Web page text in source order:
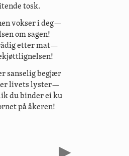
tosk.
vokser i deg—
om sagen!
etter mat—
sanselig begjær
livets lyster—
du binder ei ku
på åkeren!
▶